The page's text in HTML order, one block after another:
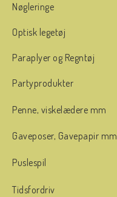
Nøgleringe
Optisk legetøj
Paraplyer og Regntøj
Partyprodukter
Penne, viskelædere mm
Gaveposer, Gavepapir mm
Puslespil
Tidsfordriv